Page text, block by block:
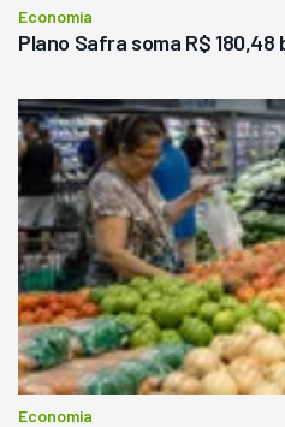
Economia
Plano Safra soma R$
Economia